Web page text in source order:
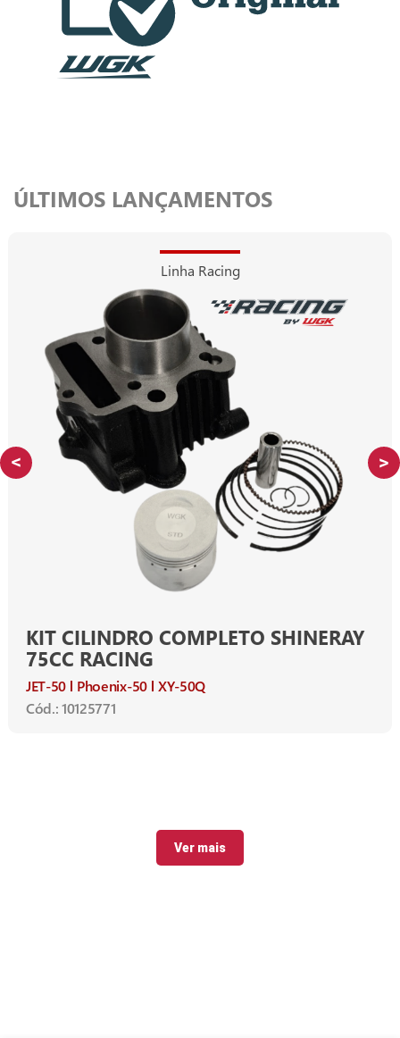
ÚLTIMOS LANÇAMENTOS
Linha Racing
KIT CILINDRO COMPLETO SHINERAY
75CC RACING
JET-50 Phoenix-50 XY-50Q
Cód.: 10125771
Ver mais